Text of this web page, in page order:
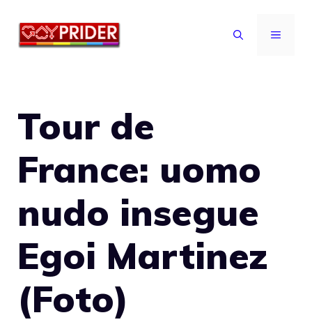
MENU
Tour de
France: uomo
nudo insegue
Egoi Martinez
(Foto)